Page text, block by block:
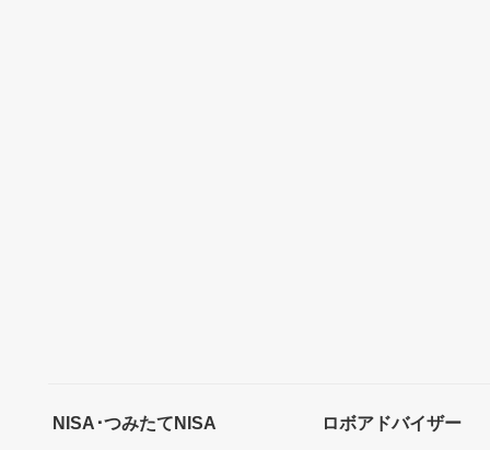
NISA･つみたてNISA ロボアドバイザー